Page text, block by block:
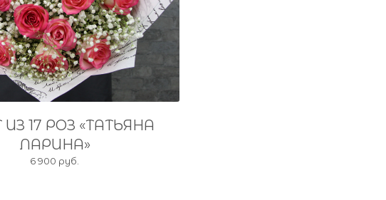
ИЗ 17 РОЗ «ТАТЬЯНА
ЛАРИНА»
6 900 руб.